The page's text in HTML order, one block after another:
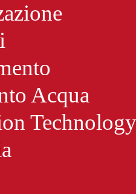
Acqua
Technology